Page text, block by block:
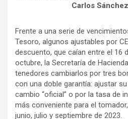
Carlos
Frente a una serie de
Tesoro, algunos ajustables por
descuento, que caían entre el 16
octubre, la Secretaría de
tenedores cambiarlos por tres
con una doble garantía: ajustar
cambio “oficial” o por la tasa de
más conveniente para el
junio, julio y septiembre de 2023.